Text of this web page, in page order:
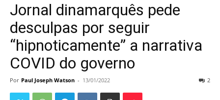
Jornal dinamarquês pede
desculpas por seguir
“hipnoticamente” a narrativa
COVID do governo
Por Paul Joseph Watson - 13/01/2022 2